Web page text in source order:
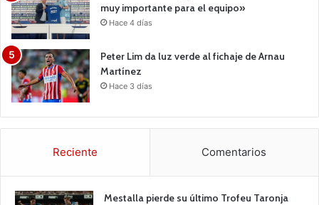
muy importante para el equipo»
Hace 4 días
Peter Lim da luz verde al fichaje de Arnau
Martínez
Hace 3 días
Reciente Comentarios
Mestalla pierde su último Trofeu Taronja